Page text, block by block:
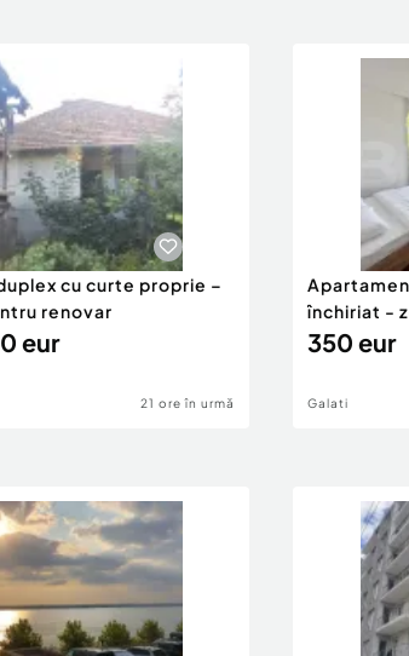
cu curte proprie –
renovar
eur
21 ore în urmă
închiriat -
350 eur
Galati